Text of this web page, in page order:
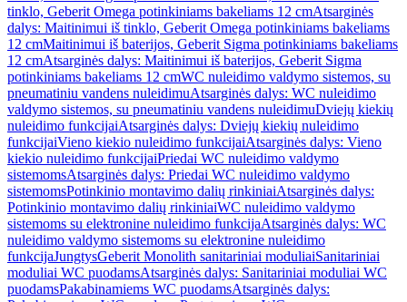
tinklo, Geberit Omega potinkiniams bakeliams 12 cmAtsarginės
dalys: Maitinimui iš tinklo, Geberit Omega potinkiniams bakeliams
12 cmMaitinimui iš baterijos, Geberit Sigma potinkiniams bakeliams
12 cmAtsarginės dalys: Maitinimui iš baterijos, Geberit Sigma
potinkiniams bakeliams 12 cmWC nuleidimo valdymo sistemos, su
pneumatiniu vandens nuleidimuAtsarginės dalys: WC nuleidimo
valdymo sistemos, su pneumatiniu vandens nuleidimuDviejų kiekių
nuleidimo funkcijaiAtsarginės dalys: Dviejų kiekių nuleidimo
funkcijaiVieno kiekio nuleidimo funkcijaiAtsarginės dalys: Vieno
kiekio nuleidimo funkcijaiPriedai WC nuleidimo valdymo
sistemomsAtsarginės dalys: Priedai WC nuleidimo valdymo
sistemomsPotinkinio montavimo dalių rinkiniaiAtsarginės dalys:
Potinkinio montavimo dalių rinkiniaiWC nuleidimo valdymo
sistemoms su elektronine nuleidimo funkcijaAtsarginės dalys: WC
nuleidimo valdymo sistemoms su elektronine nuleidimo
funkcijaJungtysGeberit Monolith sanitariniai moduliaiSanitariniai
moduliai WC puodamsAtsarginės dalys: Sanitariniai moduliai WC
puodamsPakabinamiems WC puodamsAtsarginės dalys: